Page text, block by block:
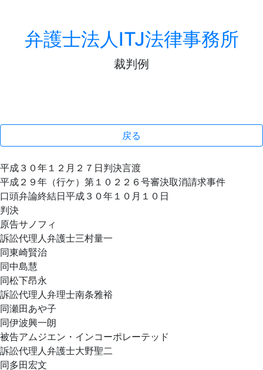
弁護士法人ITJ法律事務所
裁判例
戻る
平成３０年１２月２７日判決言渡
平成２９年（行ケ）第１０２２６号審決取消請求事件
口頭弁論終結日平成３０年１０月１０日
判決
原告サノフィ
訴訟代理人弁護士三村量一
同東崎賢治
同中島慧
同松下昂永
訴訟代理人弁理士南条雅裕
同瀬田あや子
同伊波興一朗
被告アムジエン・インコーポレーテッド
訴訟代理人弁護士大野聖二
同多田宏文